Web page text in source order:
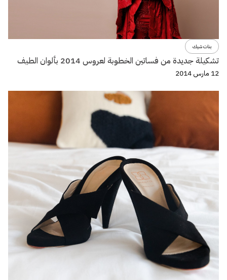
بنات شيك
تشكيلة جديدة من فساتين الخطوبة لعروس 2014 بألوان الطيف
12 مارس 2014